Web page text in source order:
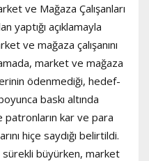
ve Mağaza Çalışanları
yaptığı açıklamayla
ve mağaza çalışanını
market ve mağaza
ödenmediği, hedef-
baskı altında
patronların kar ve para
hiçe saydığı belirtildi.
sürekli büyürken, market